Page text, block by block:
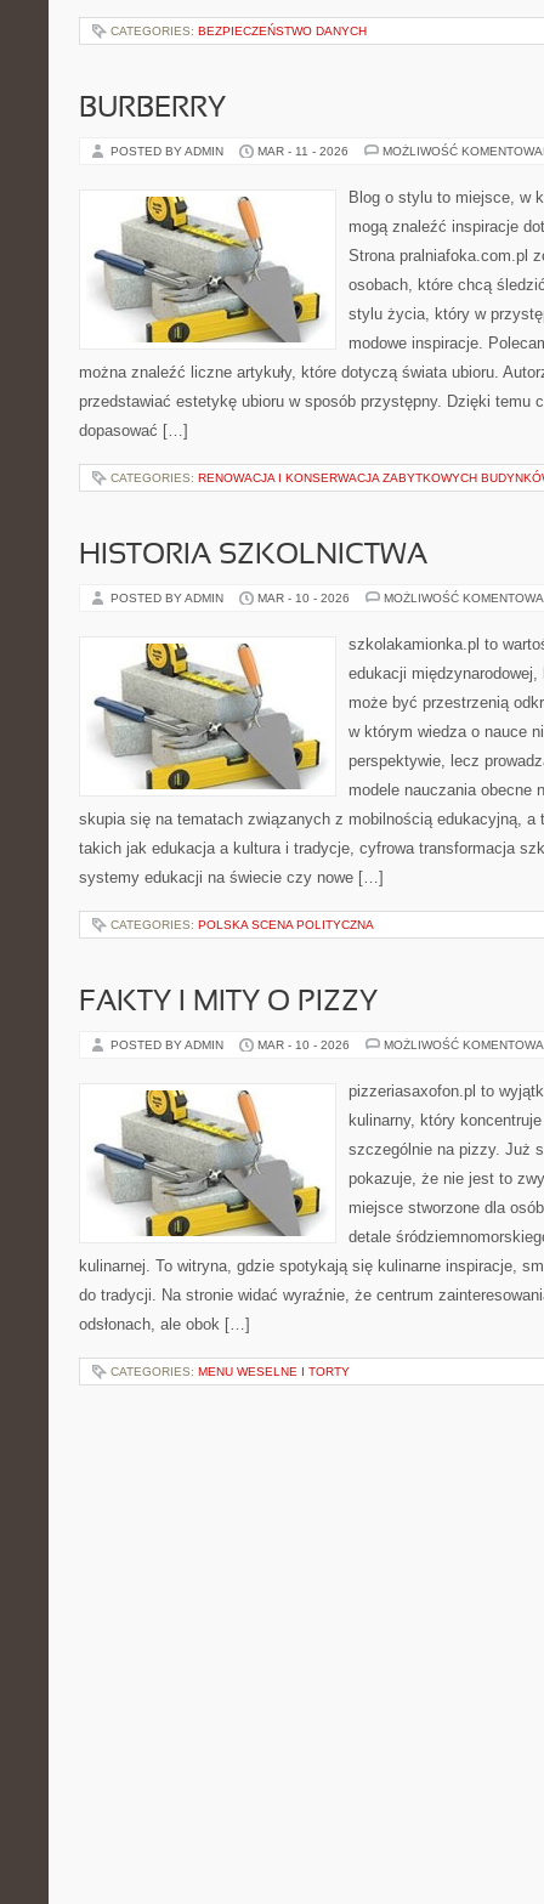
CATEGORIES: BEZPIECZEŃSTWO DANYCH
BURBERRY
POSTED BY ADMIN MAR - 11 - 2026 MOŻLIWOŚĆ
Blog o stylu to miejsce, w
mogą znaleźć inspiracje
Strona pralniafoka.com.pl
osobach, które chcą
stylu życia, który w
modowe inspiracje.
można znaleźć liczne artykuły, które dotyczą świata ubioru.
przedstawiać estetykę ubioru w sposób przystępny. Dzięki temu
dopasować […]
CATEGORIES: RENOWACJA I KONSERWACJA ZABYTKOWYCH
HISTORIA SZKOLNICTWA
POSTED BY ADMIN MAR - 10 - 2026 MOŻLIWOŚĆ
szkolakamionka.pl to
edukacji
może być przestrzenią
w którym wiedza o nauce
perspektywie, lecz
modele nauczania obecne
skupia się na tematach związanych z mobilnością edukacyjną, a
takich jak edukacja a kultura i tradycje, cyfrowa transformacja
systemy edukacji na świecie czy nowe […]
CATEGORIES: POLSKA SCENA POLITYCZNA
FAKTY I MITY O PIZZY
POSTED BY ADMIN MAR - 10 - 2026 MOŻLIWOŚĆ
pizzeriasaxofon.pl to
kulinarny, który
szczególnie na pizzy. Już
pokazuje, że nie jest to
miejsce stworzone dla
detale
kulinarnej. To witryna, gdzie spotykają się kulinarne inspiracje,
do tradycji. Na stronie widać wyraźnie, że centrum
odsłonach, ale obok […]
CATEGORIES: MENU WESELNE I TORTY